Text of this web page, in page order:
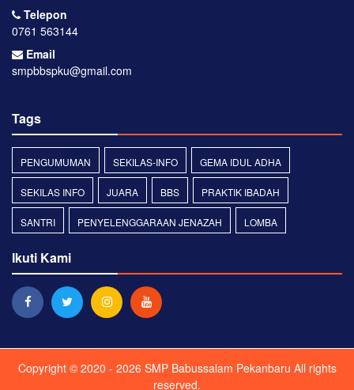
Telepon
0761 563144
Email
smpbbspku@gmail.com
Tags
PENGUMUMAN SEKILAS-INFO GEMA IDUL ADHA
SEKILAS INFO JUARA BBS PRAKTIK IBADAH
SANTRI PENYELENGGARAAN JENAZAH LOMBA
Ikuti Kami
Copyright © 2020 - 2026 SMP Babussalam Pekanbaru All rights
reserved.